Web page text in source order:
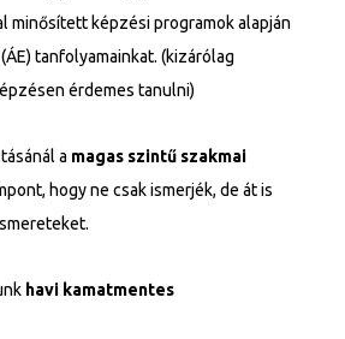
minősített képzési programok alapján
tanfolyamainkat. (kizárólag
érdemes tanulni)
a magas szintű szakmai
hogy ne csak ismerjék, de át is
havi kamatmentes